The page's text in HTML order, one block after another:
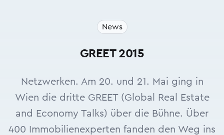
News
GREET 2015
Netzwerken. Am 20. und 21. Mai ging in
Wien die dritte GREET (Global Real Estate
and Economy Talks) über die Bühne. Über
400 Immobilienexperten fanden den Weg ins